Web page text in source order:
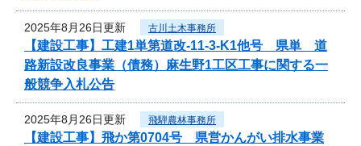
2025年8月26日更新 古川土木事務所
【建設工事】工建1単第道改-11-3-K1他号 県単 道
路新設改良事業（債務）麻生野1工区工事に関する一
般競争入札公告
2025年8月26日更新 飛騨農林事務所
【建設工事】飛か第0704号 県営かんがい排水事業